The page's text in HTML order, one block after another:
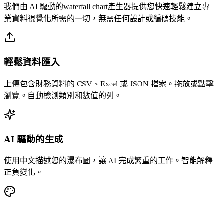
我們由 AI 驅動的waterfall chart產生器提供您快速輕鬆建立專
業資料視覺化所需的一切，無需任何設計或編碼技能。
輕鬆資料匯入
上傳包含財務資料的 CSV、Excel 或 JSON 檔案。拖放或點擊
瀏覽。自動檢測類別和數值的列。
AI 驅動的生成
使用中文描述您的瀑布圖，讓 AI 完成繁重的工作。智能解釋
正負變化。